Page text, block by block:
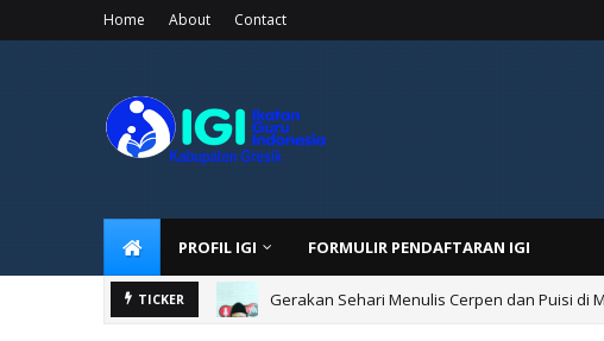
Home About Contact
PROFIL IGI FORMULIR PENDAFTARAN IGI
TICKER Gerakan Sehari Menulis Cerpen dan Puisi di